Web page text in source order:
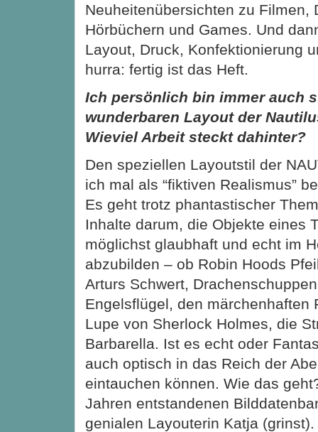
Neuheitenübersichten zu Filmen,
Hörbüchern und Games. Und
Layout, Druck, Konfektionierung
hurra: fertig ist das Heft.
Ich persönlich bin immer auch
wunderbaren Layout der
Wieviel Arbeit steckt dahinter?
Den speziellen Layoutstil der
ich mal als “fiktiven Realismus”
Es geht trotz phantastischer
Inhalte darum, die Objekte eines
möglichst glaubhaft und echt im
abzubilden – ob Robin Hoods
Arturs Schwert,
Engelsflügel, den märchenhaften
Lupe von Sherlock Holmes, die
Barbarella. Ist es echt oder
auch optisch in das Reich der
eintauchen können. Wie das
Jahren entstandenen
genialen Layouterin Katja (grinst).